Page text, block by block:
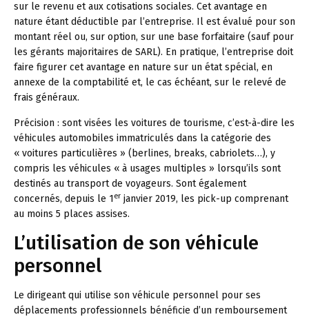
sur le revenu et aux cotisations sociales. Cet avantage en
nature étant déductible par l’entreprise. Il est évalué pour son
montant réel ou, sur option, sur une base forfaitaire (sauf pour
les gérants majoritaires de SARL). En pratique, l’entreprise doit
faire figurer cet avantage en nature sur un état spécial, en
annexe de la comptabilité et, le cas échéant, sur le relevé de
frais généraux.
Précision : sont visées les voitures de tourisme, c’est-à-dire les
véhicules automobiles immatriculés dans la catégorie des
« voitures particulières » (berlines, breaks, cabriolets…), y
compris les véhicules « à usages multiples » lorsqu’ils sont
destinés au transport de voyageurs. Sont également
concernés, depuis le 1er janvier 2019, les pick-up comprenant
au moins 5 places assises.
L’utilisation de son véhicule
personnel
Le dirigeant qui utilise son véhicule personnel pour ses
déplacements professionnels bénéficie d’un remboursement